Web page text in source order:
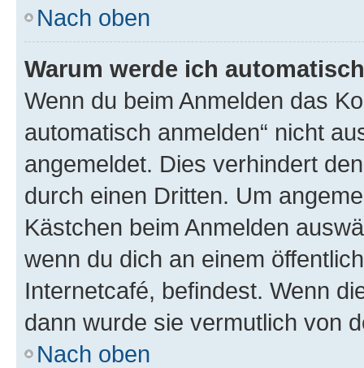
Nach oben
Warum werde ich
Wenn du beim Anmelden das
automatisch anmelden“ nicht
angemeldet. Dies verhindert
durch einen Dritten. Um
Kästchen beim Anmelden
wenn du dich an einem
Internetcafé, befindest. Wenn
dann wurde sie vermutlich von
Nach oben